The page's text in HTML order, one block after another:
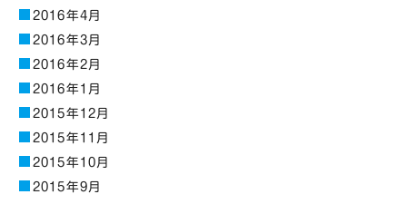
2016年4月
2016年3月
2016年2月
2016年1月
2015年12月
2015年11月
2015年10月
2015年9月